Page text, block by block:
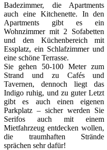
Badezimmer, die Apartments
auch eine Kitchenette. In den
Apartments gibt es ein
Wohnzimmer mit 2 Sofabetten
und den Küchenbereich mit
Essplatz, ein Schlafzimmer und
eine schöne Terrasse.
Sie gehen 50-100 Meter zum
Strand und zu Cafés und
Tavernen, dennoch liegt das
Indigo ruhig, und zu guter Letzt
gibt es auch einen eigenen
Parkplatz – sicher werden Sie
Serifos auch mit einem
Mietfahrzeug entdecken wollen,
die traumhaften Strände
sprächen sehr dafür!